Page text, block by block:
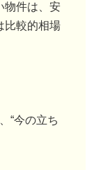
物件は、安
比較的相場
“今の立ち